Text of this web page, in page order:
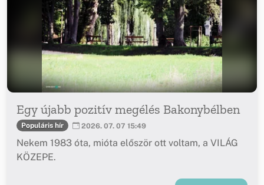
Egy újabb pozitív megélés Bakonybélben
Populáris hír 2026. 07. 07 15:49
Nekem 1983 óta, mióta először ott voltam, a VILÁG
KÖZEPE.